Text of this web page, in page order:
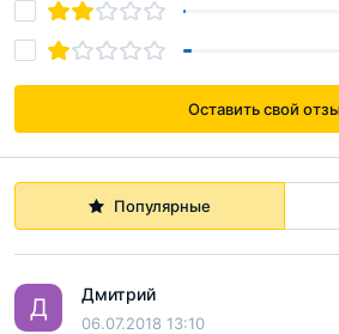
Оставить свой
Популярные
Д Дмитрий
06.07.2018 13:10